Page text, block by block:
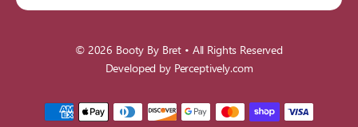
© 2026 Booty By Bret • All Rights Reserved
Developed by Perceptively.com